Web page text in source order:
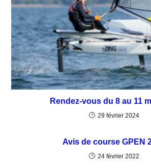
Rendez-vous du 8 au 11
29 février 2024
Avis de course GPEN
24 février 2022